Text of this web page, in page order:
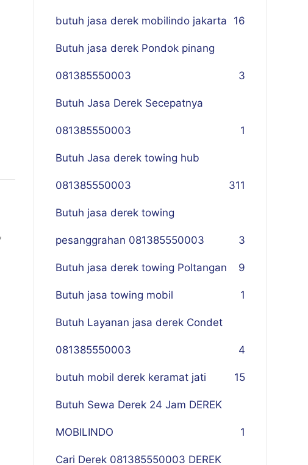
,
butuh jasa derek mobilindo jakarta 16
Butuh jasa derek Pondok pinang
081385550003 3
Butuh Jasa Derek Secepatnya
081385550003 1
Butuh Jasa derek towing hub
081385550003 311
Butuh jasa derek towing
pesanggrahan 081385550003 3
Butuh jasa derek towing Poltangan 9
Butuh jasa towing mobil 1
Butuh Layanan jasa derek Condet
081385550003 4
butuh mobil derek keramat jati 15
Butuh Sewa Derek 24 Jam DEREK
MOBILINDO 1
Cari Derek 081385550003 DEREK